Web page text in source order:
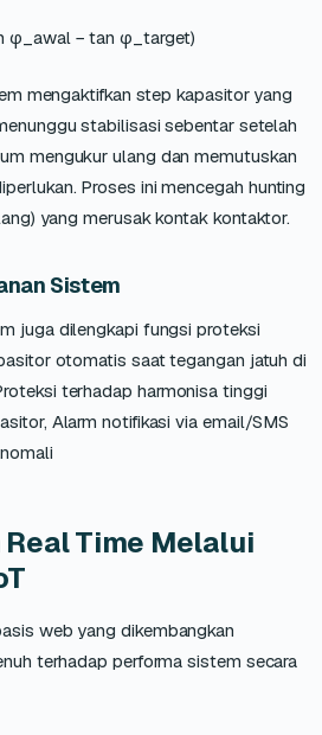
φ_awal − tan φ_target)
mengaktifkan step kapasitor yang
stabilisasi sebentar setelah
mengukur ulang dan memutuskan
Proses ini mencegah hunting
yang merusak kontak kontaktor.
Sistem
juga dilengkapi fungsi proteksi
otomatis saat tegangan jatuh di
terhadap harmonisa tinggi
Alarm notifikasi via email/SMS
Time Melalui
web yang dikembangkan
terhadap performa sistem secara